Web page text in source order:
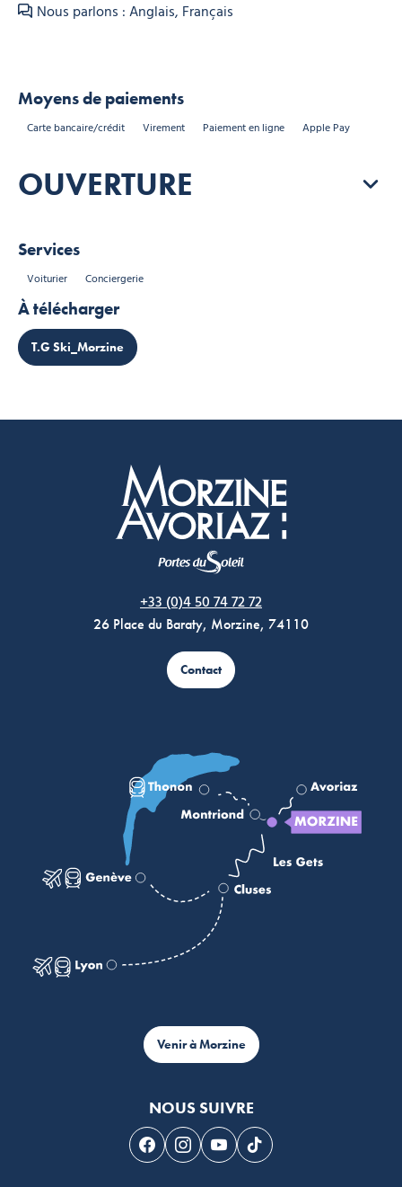
Nous parlons : Anglais, Français
Moyens de paiements
Carte bancaire/crédit Virement Paiement en ligne Apple Pay
OUVERTURE
Services
Voiturier Conciergerie
À télécharger
T.G Ski_Morzine
+33 (0)4 50 74 72 72
26 Place du Baraty, Morzine, 74110
Contact
Venir à Morzine
NOUS SUIVRE
Suivez-nous sur Facebook
Suivez-nous sur Instagram
Suivez-nous sur Youtube
Suivez-nous sur